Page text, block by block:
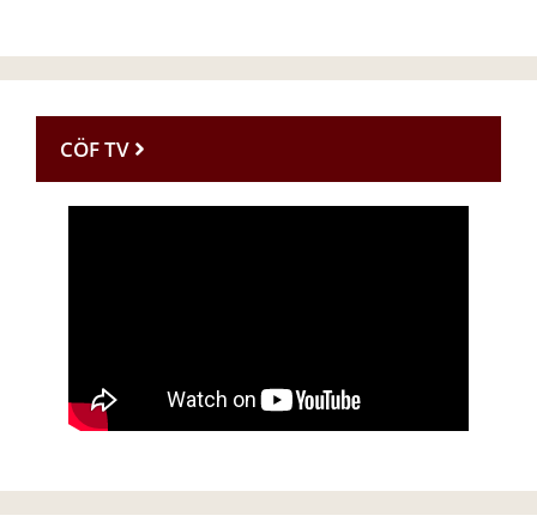
CÖF TV